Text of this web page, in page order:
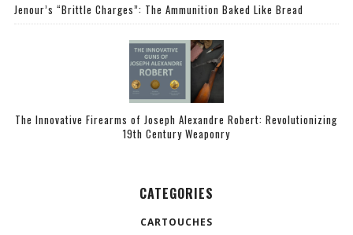
Jenour’s “Brittle Charges”: The Ammunition Baked Like Bread
The Innovative Firearms of Joseph Alexandre Robert: Revolutionizing
19th Century Weaponry
CATEGORIES
CARTOUCHES